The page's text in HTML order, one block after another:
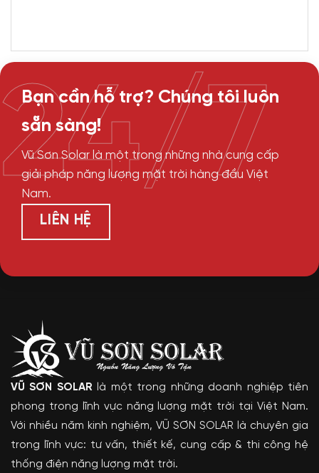
Bạn cần hỗ trợ? Chúng tôi luôn
sẵn sàng!
Vũ Sơn Solar là một trong những nhà cung cấp
giải pháp năng lượng mặt trời hàng đầu Việt
Nam.
LIÊN HỆ
24/7
VŨ SƠN SOLAR là một trong những doanh nghiệp tiên
phong trong lĩnh vực năng lượng mặt trời tại Việt Nam.
Với nhiều năm kinh nghiệm, VŨ SƠN SOLAR là chuyên gia
trong lĩnh vực: tư vấn, thiết kế, cung cấp & thi công hệ
thống điện năng lượng mặt trời.